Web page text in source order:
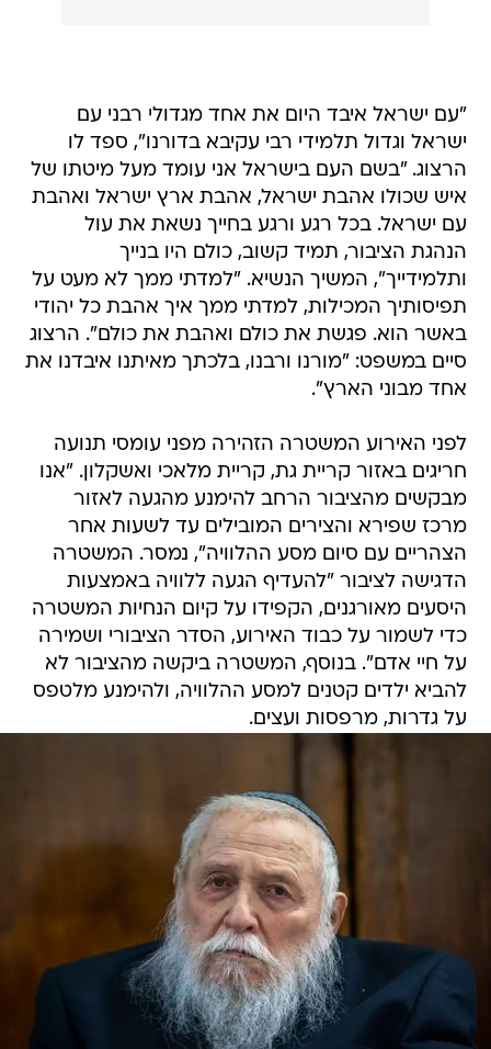
"עם ישראל איבד היום את אחד מגדולי רבני עם
ישראל וגדול תלמידי רבי עקיבא בדורנו", ספד לו
הרצוג. "בשם העם בישראל אני עומד מעל מיטתו של
איש שכולו אהבת ישראל, אהבת ארץ ישראל ואהבת
עם ישראל. בכל רגע ורגע בחייך נשאת את עול
הנהגת הציבור, תמיד קשוב, כולם היו בנייך
ותלמידייך", המשיך הנשיא. "למדתי ממך לא מעט על
תפיסותיך המכילות, למדתי ממך איך אהבת כל יהודי
באשר הוא. פגשת את כולם ואהבת את כולם". הרצוג
סיים במשפט: "מורנו ורבנו, בלכתך מאיתנו איבדנו את
אחד מבוני הארץ".
לפני האירוע המשטרה הזהירה מפני עומסי תנועה
חריגים באזור קריית גת, קריית מלאכי ואשקלון. "אנו
מבקשים מהציבור הרחב להימנע מהגעה לאזור
מרכז שפירא והצירים המובילים עד לשעות אחר
הצהריים עם סיום מסע ההלוויה", נמסר. המשטרה
הדגישה לציבור "להעדיף הגעה ללוויה באמצעות
היסעים מאורגנים, הקפידו על קיום הנחיות המשטרה
כדי לשמור על כבוד האירוע, הסדר הציבורי ושמירה
על חיי אדם". בנוסף, המשטרה ביקשה מהציבור לא
להביא ילדים קטנים למסע ההלוויה, ולהימנע מלטפס
על גדרות, מרפסות ועצים.